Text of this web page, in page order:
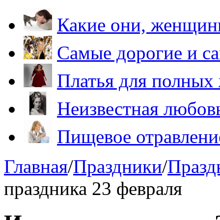
Какие они,
Самые дорогие и
Платья для
Неизвестная
Пищевое
Главная/Праздники/
праздника 23 февраля